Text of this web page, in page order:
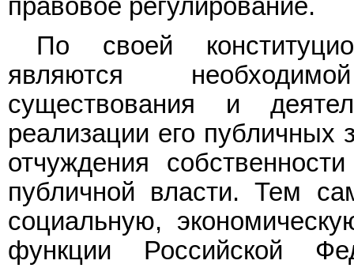
правовое регулирование.
По своей
являются
существования и
реализации его
отчуждения
публичной власти. Тем
социальную,
функции Российской